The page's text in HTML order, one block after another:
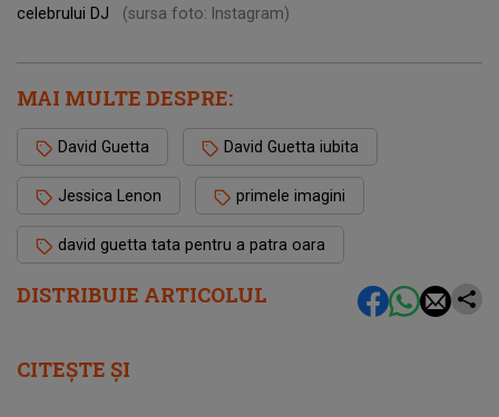
DISTRIBUIE ARTICOLUL
celebrului DJ
(sursa foto: Instagram)
MAI MULTE DESPRE:
David Guetta David Guetta iubita
Jessica Lenon primele imagini
david guetta tata pentru a patra oara
CITEȘTE ȘI